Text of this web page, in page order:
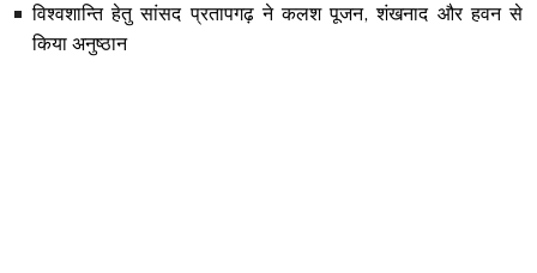
विश्वशान्ति हेतु सांसद प्रतापगढ़ ने कलश पूजन, शंखनाद और हवन से
किया अनुष्ठान